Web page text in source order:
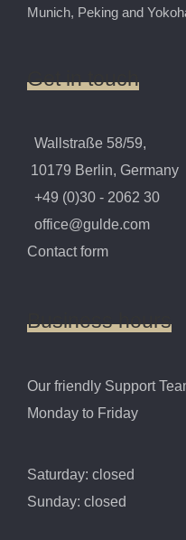
Munich, Peking and
Get in touch
Wallstraße 58/59,
10179 Berlin, Germany
+49 (0)30 - 2062 30
office@gulde.com
Contact form
Business hours
Our friendly Support
Monday to Friday
Saturday: closed
Sunday: closed